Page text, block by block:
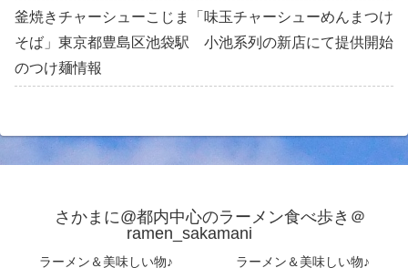
釜焼きチャーシューこじま「味玉チャーシューめんまつけ
そば」東京都豊島区池袋駅 小池系列の新店にて提供開始
のつけ麺情報
さかまに@都内中心のラーメン食べ歩き＠
ramen_sakamani
ラーメン＆美味しい物♪ ラーメン＆美味しい物♪